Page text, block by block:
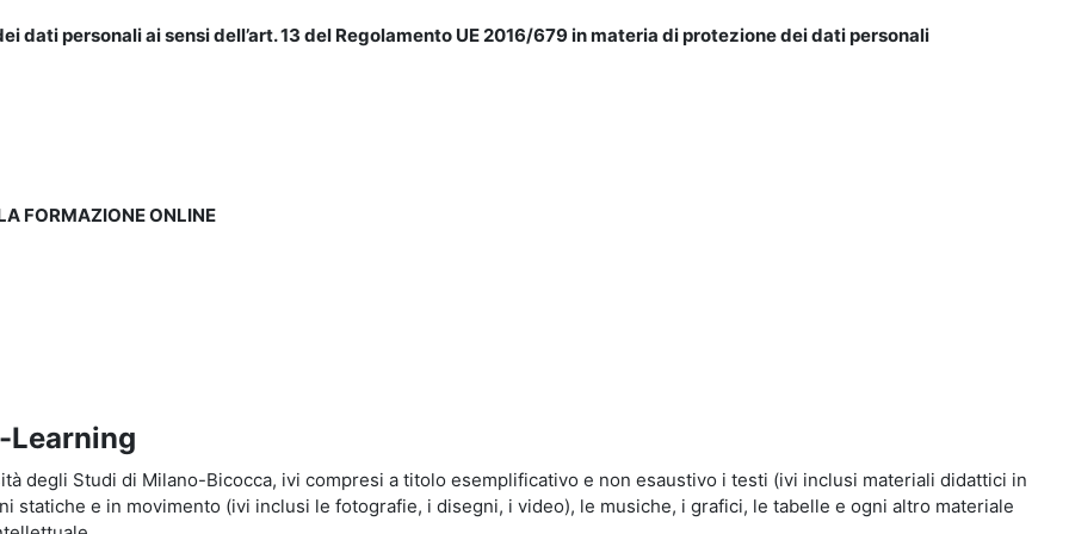
dati personali ai sensi dell’art. 13 del Regolamento UE 2016/679 in materia di protezione dei dati personali
FORMAZIONE ONLINE
Learning
degli Studi di Milano-Bicocca, ivi compresi a titolo esemplificativo e non esaustivo i testi (ivi inclusi materiali didattici in
statiche e in movimento (ivi inclusi le fotografie, i disegni, i video), le musiche, i grafici, le tabelle e ogni altro materiale